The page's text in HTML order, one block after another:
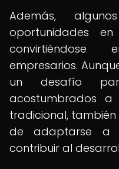
Además,
oportunidades
empresarios.
un desafío
acostumbrados
tradicional,
de adaptarse a
contribuir al